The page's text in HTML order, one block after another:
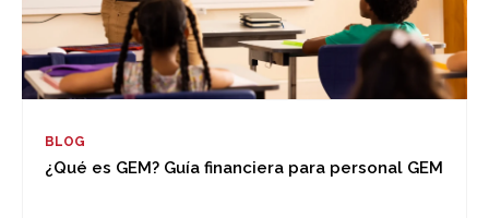
BLOG
¿Qué es GEM? Guía financiera para personal GEM